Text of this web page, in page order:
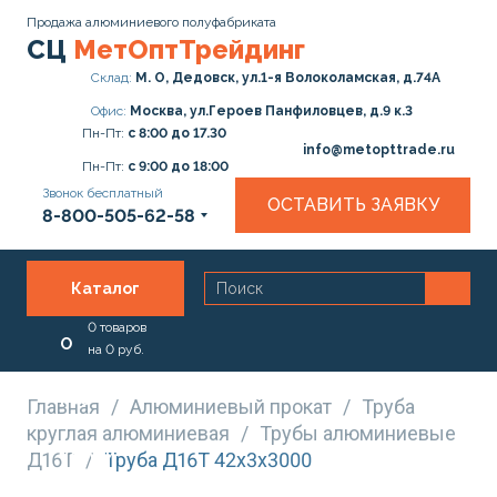
Продажа алюминиевого полуфабриката
СЦ МетОптТрейдинг
Склад: М. О, Дедовск, ул.1-я Волоколамская, д.74А
Офис: Москва, ул.Героев Панфиловцев, д.9 к.3
Пн-Пт: с 8:00 до 17.30
Пн-Пт: с 9:00 до 18:00
info@metopttrade.ru
Звонок бесплатный
8-800-505-62-58
ОСТАВИТЬ ЗАЯВКУ
Каталог
О
нас
Услуги
0 товаров
на 0 руб.
Главная / Алюминиевый прокат / Труба
круглая алюминиевая / Трубы алюминиевые
Д16Т
/ Труба Д16Т 42х3х3000